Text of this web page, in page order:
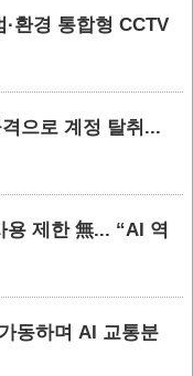
환경 통합형 CCTV
으로 계정 탈취...
용 제한 無... “AI 역
동하며 AI 교통분